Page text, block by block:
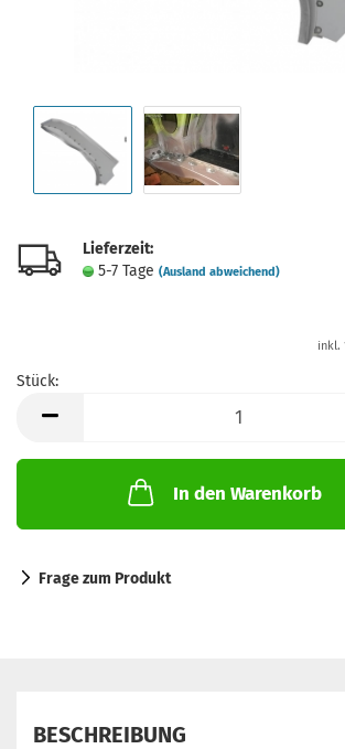
Lieferzeit:
5-7 Tage (Ausland abweichend)
inkl.
Stück:
In den Warenkorb
Frage zum Produkt
BESCHREIBUNG